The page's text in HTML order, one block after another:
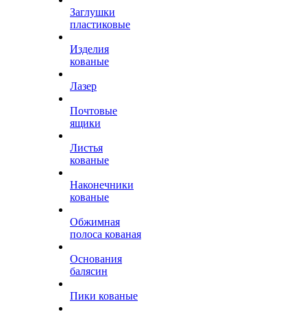
Заглушки
пластиковые
Изделия
кованые
Лазер
Почтовые
ящики
Листья
кованые
Наконечники
кованые
Обжимная
полоса кованая
Основания
балясин
Пики кованые